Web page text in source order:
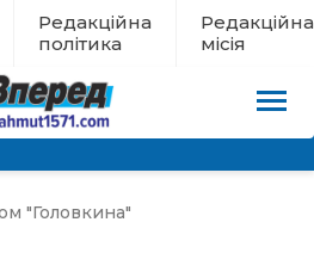
Редакційна
політика
Редакційна
місія
"Головкина"